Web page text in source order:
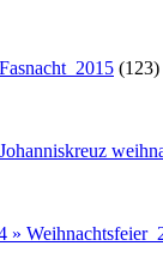
(123)
»